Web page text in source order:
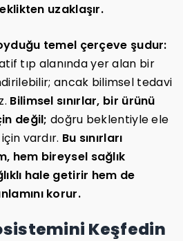
uzaklaşır.
temel çerçeve şudur:
tıp alanında yer alan bir
ancak bilimsel tedavi
Bilimsel sınırlar, bir ürünü
değil; doğru beklentiyle ele
vardır. Bu sınırları
hem bireysel sağlık
hale getirir hem de
korur.
Keşfedin